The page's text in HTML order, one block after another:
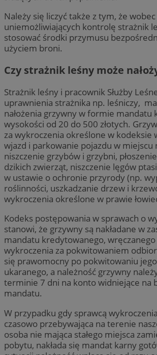
Należy się liczyć także z tym, że
uniemożliwiających kontrolę strażnik
stosować środki przymusu
użyciem broni.
Czy strażnik leśny może
Strażnik leśny i pracownik Służby
uprawnienia strażnika np. leśniczy,
nałożenia grzywny w formie mandatu
wysokości od 20 do 500 złotych.
za wykroczenia określone w kodeksie
wjazd i parkowanie pojazdu w
niszczenie grzybów i grzybni,
dzikich zwierząt, niszczenie lęgów
w ustawie o ochronie przyrody (np.
roślinności, uszkadzanie drzew i
wykroczenia określone w prawie
Kodeks postępowania w sprawach o
stanowi, że grzywny są nakładane w
mandatu kredytowanego,
wykroczenia za pokwitowaniem
się prawomocny po pokwitowaniu
ukaranego, a należność grzywny
terminie 7 dni na konto widniejące na
mandatu.
W przypadku gdy sprawcą
czasowo przebywająca na terenie
osoba nie mająca stałego miejsca
pobytu, nakłada się mandat karny